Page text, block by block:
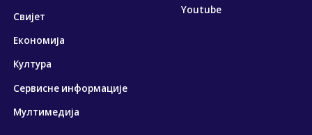
Свијет
Економија
Култура
Сервисне информације
Мултимедија
Youtube